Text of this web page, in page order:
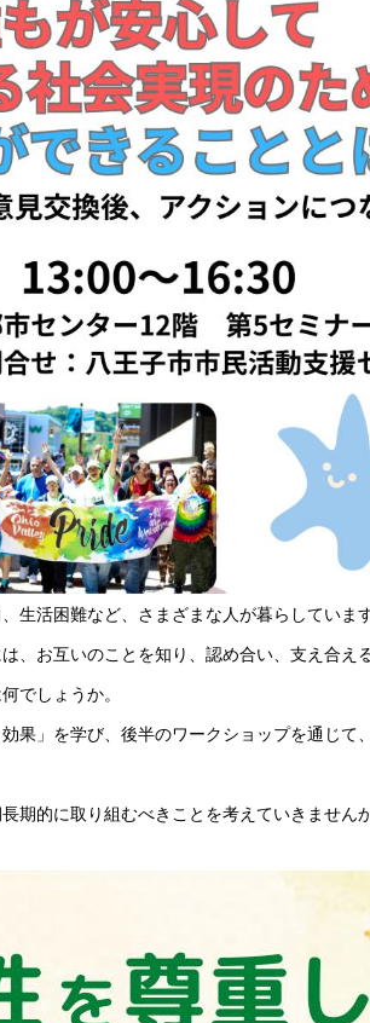
生活困難など、さまざまな人が暮らしていま
、お互いのことを知り、認め合い、支え合え
でしょうか。
果」を学び、後半のワークショップを通じて
期的に取り組むべきことを考えていきません